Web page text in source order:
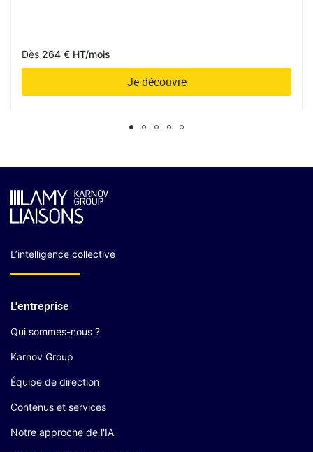
Dès 264 € HT/mois
Je découvre
L’intelligence collective
L'entreprise
Qui sommes-nous ?
Karnov Group
Équipe de direction
Contenus et services
Notre approche de l'IA